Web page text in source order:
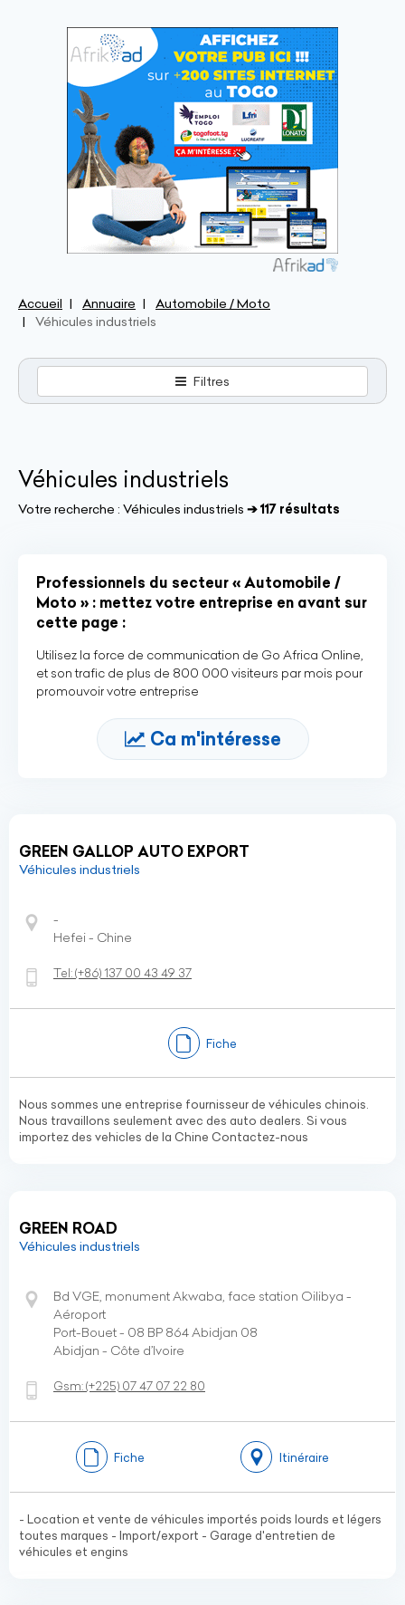
Accueil Annuaire
Automobile / Moto
Véhicules industriels
Filtres
Véhicules industriels
Votre recherche : Véhicules industriels ➔ 117 résultats
Professionnels du secteur « Automobile /
Moto » : mettez votre entreprise en avant sur
cette page :
Utilisez la force de communication de Go Africa Online,
et son trafic de plus de 800 000 visiteurs par mois pour
promouvoir votre entreprise
Ca m'intéresse
GREEN GALLOP AUTO EXPORT
Véhicules industriels
-
Hefei - Chine
Tel:(+86) 137 00 43 49 37
Fiche
Nous sommes une entreprise fournisseur de véhicules chinois.
Nous travaillons seulement avec des auto dealers. Si vous
importez des vehicles de la Chine Contactez-nous
GREEN ROAD
Véhicules industriels
Bd VGE, monument Akwaba, face station Oilibya -
Aéroport
Port-Bouet - 08 BP 864 Abidjan 08
Abidjan - Côte d’Ivoire
Gsm:(+225) 07 47 07 22 80
Fiche Itinéraire
- Location et vente de véhicules importés poids lourds et légers
toutes marques - Import/export - Garage d'entretien de
véhicules et engins